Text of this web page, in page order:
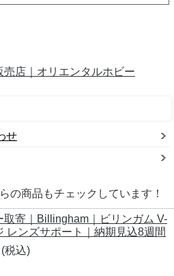
店｜オリエンタルホビー
せ
の商品もチェックしています！
取寄｜Billingham｜ビリンガム V-
レンズサポート｜納期見込8週間
(税込)